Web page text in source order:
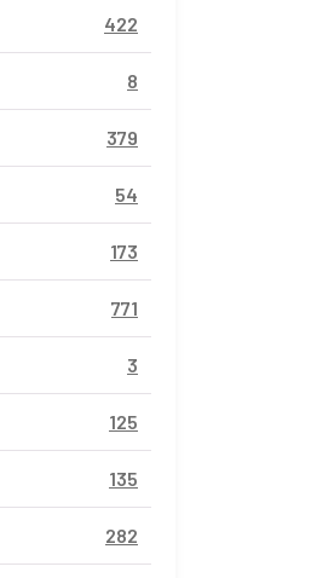
422
8
379
54
173
771
3
125
135
282